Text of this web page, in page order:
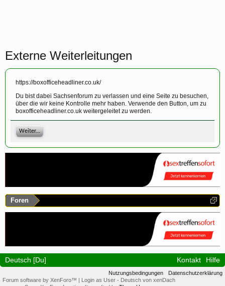
Externe Weiterleitungen
https://boxofficeheadliner.co.uk/
Du bist dabei Sachsenforum zu verlassen und eine Seite zu besuchen,
über die wir keine Kontrolle mehr haben. Verwende den Button, um zu
boxofficeheadliner.co.uk weitergeleitet zu werden.
Weiter...
Foren
Deutsch [Du] Kontakt Hilfe
Nutzungsbedingungen
Datenschutzerklärung
Forum software by XenForo™ | Login as User - Deutsch von xenDach